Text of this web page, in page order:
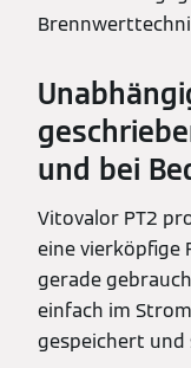
und bei
Vitovalor PT2
eine vierköpfige
gerade
einfach im
gespeichert